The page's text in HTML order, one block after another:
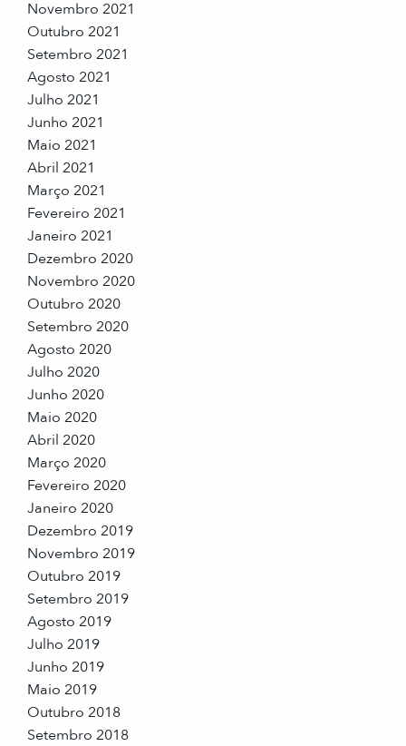
Novembro 2021
Outubro 2021
Setembro 2021
Agosto 2021
Julho 2021
Junho 2021
Maio 2021
Abril 2021
Março 2021
Fevereiro 2021
Janeiro 2021
Dezembro 2020
Novembro 2020
Outubro 2020
Setembro 2020
Agosto 2020
Julho 2020
Junho 2020
Maio 2020
Abril 2020
Março 2020
Fevereiro 2020
Janeiro 2020
Dezembro 2019
Novembro 2019
Outubro 2019
Setembro 2019
Agosto 2019
Julho 2019
Junho 2019
Maio 2019
Outubro 2018
Setembro 2018